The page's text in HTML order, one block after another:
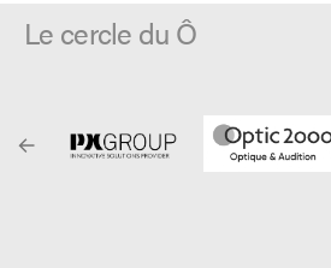
Le cercle du Ô